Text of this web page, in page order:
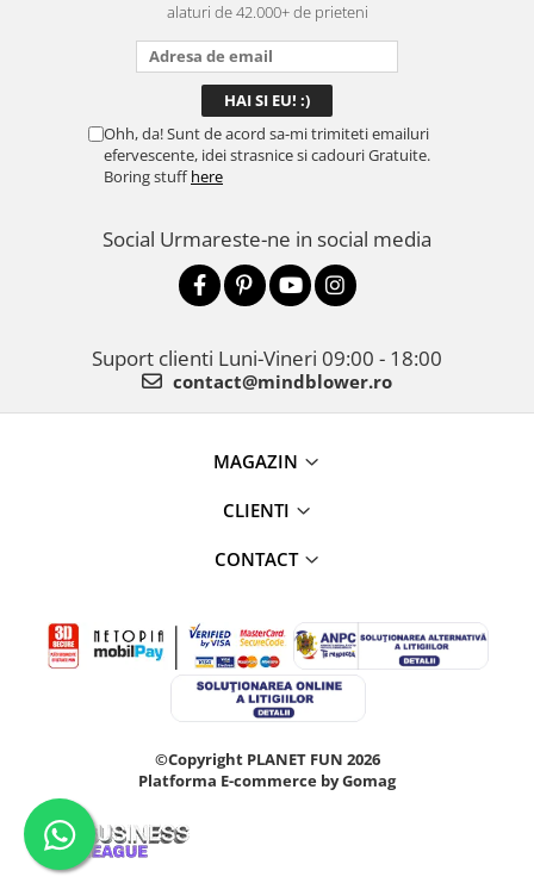
alaturi de 42.000+ de prieteni
Ohh, da! Sunt de acord sa-mi trimiteti emailuri
efervescente, idei strasnice si cadouri Gratuite.
Boring stuffhere
Social Urmareste-ne in social media
Suport clienti Luni-Vineri 09:00 - 18:00
contact@mindblower.ro
MAGAZIN
CLIENTI
CONTACT
©Copyright PLANET FUN 2026
Platforma E-commerce by Gomag